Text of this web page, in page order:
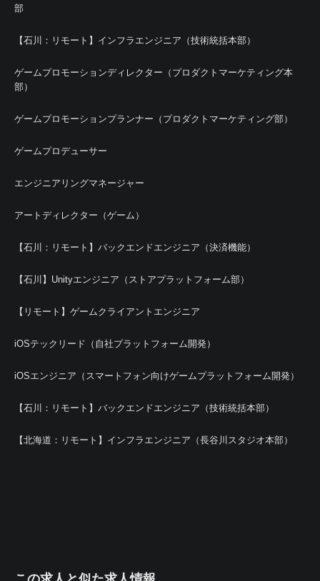
部
【石川：リモート】インフラエンジニア（技術統括本部）
ゲームプロモーションディレクター（プロダクトマーケティング本
部）
ゲームプロモーションプランナー（プロダクトマーケティング部）
ゲームプロデューサー
エンジニアリングマネージャー
アートディレクター（ゲーム）
【石川：リモート】バックエンドエンジニア（決済機能）
【石川】Unityエンジニア（ストアプラットフォーム部）
【リモート】ゲームクライアントエンジニア
iOSテックリード（自社プラットフォーム開発）
iOSエンジニア（スマートフォン向けゲームプラットフォーム開発）
【石川：リモート】バックエンドエンジニア（技術統括本部）
【北海道：リモート】インフラエンジニア（長谷川スタジオ本部）